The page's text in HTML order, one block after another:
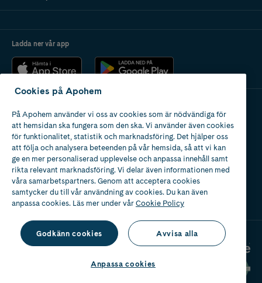
Ladda ner vår app
Apotek med tillstånd
av Läkemedelsverket
Cookies på Apohem
På Apohem använder vi oss av cookies som är nödvändiga för
att hemsidan ska fungera som den ska. Vi använder även cookies
för funktionalitet, statistik och marknadsföring. Det hjälper oss
att följa och analysera beteenden på vår hemsida, så att vi kan
ge en mer personaliserad upplevelse och anpassa innehåll samt
rikta relevant marknadsföring. Vi delar även informationen med
våra samarbetspartners. Genom att acceptera cookies
samtycker du till vår användning av cookies. Du kan även
anpassa cookies. Läs mer under vårCookie Policy
Godkänn cookies Avvisa alla
Anpassa cookies